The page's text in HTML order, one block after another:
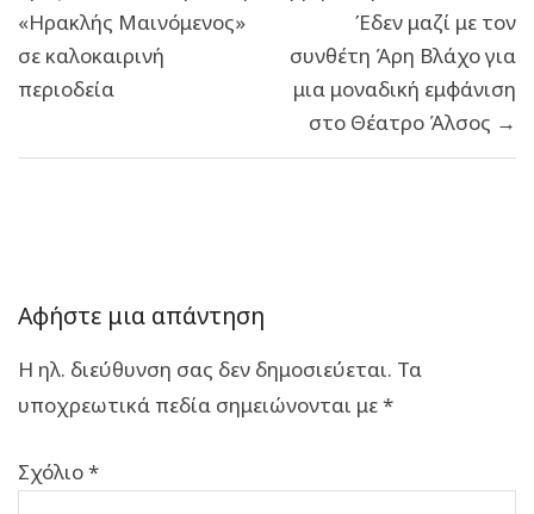
«Ηρακλής Μαινόμενος»
σε καλοκαιρινή
περιοδεία
Έδεν μαζί με τον
συνθέτη Άρη Βλάχο για
μια μοναδική εμφάνιση
στο Θέατρο Άλσος →
Αφήστε μια απάντηση
Η ηλ. διεύθυνση σας δεν δημοσιεύεται. Τα
υποχρεωτικά πεδία σημειώνονται με*
Σχόλιο*